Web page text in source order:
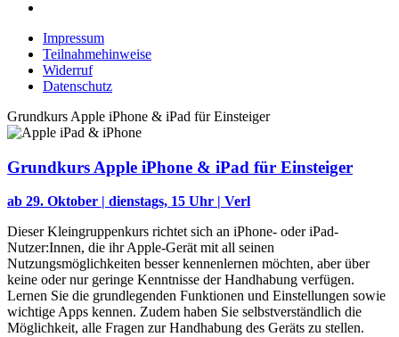
Impressum
Teilnahmehinweise
Widerruf
Datenschutz
Grundkurs Apple iPhone & iPad für Einsteiger
Grundkurs Apple iPhone & iPad für Einsteiger
ab 29. Oktober | dienstags, 15 Uhr | Verl
Dieser Kleingruppenkurs richtet sich an iPhone- oder iPad-
Nutzer:Innen, die ihr Apple-Gerät mit all seinen
Nutzungsmöglichkeiten besser kennenlernen möchten, aber über
keine oder nur geringe Kenntnisse der Handhabung verfügen.
Lernen Sie die grundlegenden Funktionen und Einstellungen sowie
wichtige Apps kennen. Zudem haben Sie selbstverständlich die
Möglichkeit, alle Fragen zur Handhabung des Geräts zu stellen.